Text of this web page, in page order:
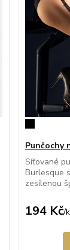
Punčochy
Síťované
Burlesque
zesílenou
194 Kč/